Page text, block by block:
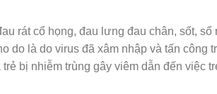
rát cổ họng, đau lưng đau chân, sốt,
do là do virus đã xâm nhập và tấn công
bị nhiễm trùng gây viêm dẫn đến việc